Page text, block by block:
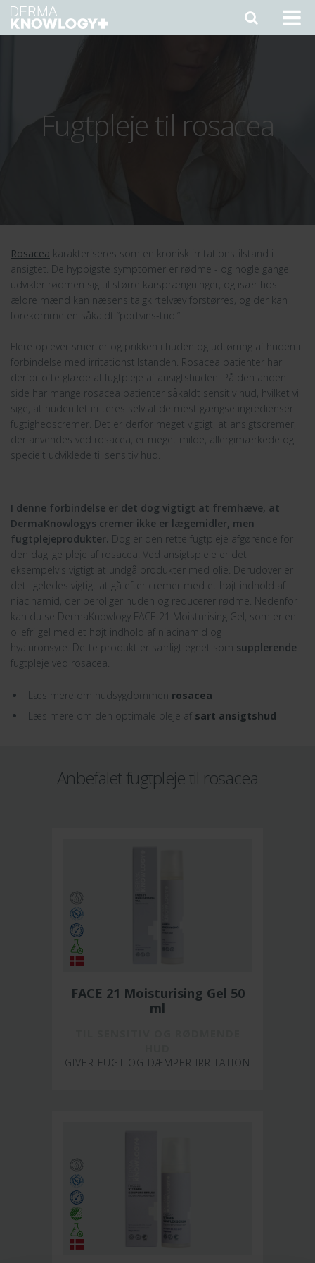
Fugtpleje til rosacea
Rosacea karakteriseres som en kronisk irritationstilstand i
ansigtet. De hyppigste symptomer er rødme - og nogle gange
udvikler rødmen sig til større karsprængninger, og især hos
ældre mænd kan næsens talgkirtelvæv forstørres, og der kan
forekomme en såkaldt ”portvins-tud.”
Flere oplever smerter og prikken i huden og udtørring af huden i
forbindelse med irritationstilstanden. Rosacea patienter har
derfor ofte glæde af fugtpleje af ansigtshuden. På den anden
side har mange rosacea patienter såkaldt sensitiv hud, hvilket vil
sige, at huden let irriteres selv af de mest gængse ingredienser i
fugtighedscremer. Det er derfor meget vigtigt, at ansigtscremer,
der anvendes ved rosacea, er meget milde, allergimærkede og
specielt udviklede til sensitiv hud.
I denne forbindelse er det dog vigtigt at fremhæve, at
DermaKnowlogys cremer ikke er lægemidler, men
fugtplejeprodukter. Dog er den rette fugtpleje afgørende for
den daglige pleje af rosacea. Ved ansigtspleje er det
eksempelvis vigtigt at undgå produkter med olie. Derudover er
det ligeledes vigtigt at gå efter cremer med et højt indhold af
niacinamid, der beroliger huden og reducerer rødme. Nedenfor
kan du se DermaKnowlogy FACE 21 Moisturising Gel, som er en
oliefri gel med et højt indhold af niacinamid og
hyaluronsyre. Dette produkt er særligt egnet som supplerende
fugtpleje ved rosacea.
Læs mere om hudsygdommen rosacea
Læs mere om den optimale pleje af sart ansigtshud
Anbefalet fugtpleje til rosacea
FACE 21 Moisturising Gel 50
ml
GIVER FUGT OG DÆMPER IRRITATION